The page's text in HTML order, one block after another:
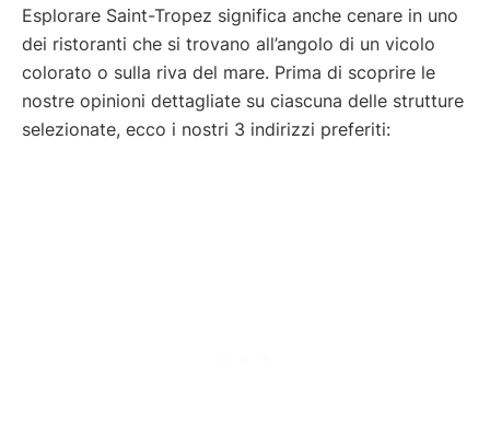
Esplorare Saint-Tropez significa anche cenare in uno
dei ristoranti che si trovano all’angolo di un vicolo
colorato o sulla riva del mare. Prima di scoprire le
nostre opinioni dettagliate su ciascuna delle strutture
selezionate, ecco i nostri 3 indirizzi preferiti: